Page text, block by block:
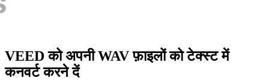
VEED को अपनी WAV फ़ाइलों को टेक्स्ट में
कनवर्ट करने दें